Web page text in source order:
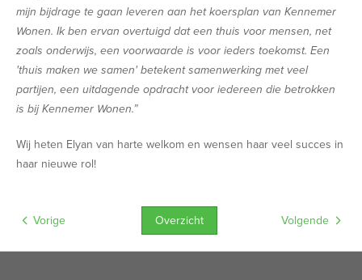
mijn bijdrage te gaan leveren aan het koersplan van Kennemer
Wonen. Ik ben ervan overtuigd dat een thuis voor mensen, net
zoals onderwijs, een voorwaarde is voor ieders toekomst. Een
'thuis maken we samen' betekent samenwerking met veel
partijen, een uitdagende opdracht voor iedereen die betrokken
is bij Kennemer Wonen.”
Wij heten Elyan van harte welkom en wensen haar veel succes in
haar nieuwe rol!
Volgende
Overzicht
Vorige